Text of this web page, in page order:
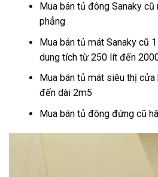
Mua bán tủ đông Sanaky
phẳng
Mua bán tủ mát Sanaky cũ
dung tích từ 250 lít đến
Mua bán tủ mát siêu thị
đến dài 2m5
Mua bán tủ đông đứng cũ